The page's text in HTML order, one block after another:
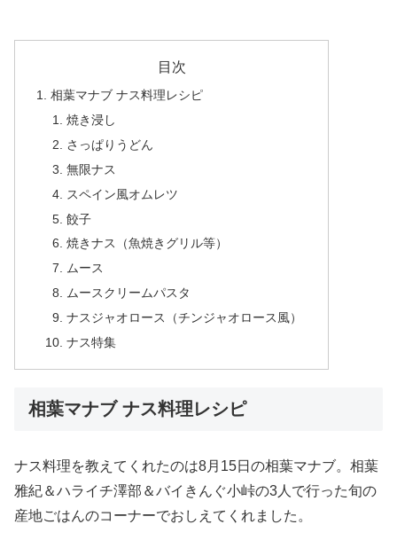
目次
相葉マナブ ナス料理レシピ
焼き浸し
さっぱりうどん
無限ナス
スペイン風オムレツ
餃子
焼きナス（魚焼きグリル等）
ムース
ムースクリームパスタ
ナスジャオロース（チンジャオロース風）
ナス特集
相葉マナブ ナス料理レシピ
ナス料理を教えてくれたのは8月15日の相葉マナブ。相葉
雅紀＆ハライチ澤部＆バイきんぐ小峠の3人で行った旬の
産地ごはんのコーナーでおしえてくれました。